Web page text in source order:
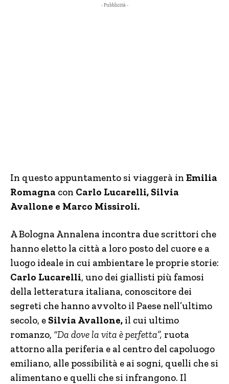
- Pubblicità -
In questo appuntamento si viaggerà in Emilia
Romagna con Carlo Lucarelli, Silvia
Avallone e Marco Missiroli.
A Bologna Annalena incontra due scrittori che
hanno eletto la città a loro posto del cuore e a
luogo ideale in cui ambientare le proprie storie:
Carlo Lucarelli, uno dei giallisti più famosi
della letteratura italiana, conoscitore dei
segreti che hanno avvolto il Paese nell’ultimo
secolo, e Silvia Avallone, il cui ultimo
romanzo, “Da dove la vita è perfetta”, ruota
attorno alla periferia e al centro del capoluogo
emiliano, alle possibilità e ai sogni, quelli che si
alimentano e quelli che si infrangono. Il